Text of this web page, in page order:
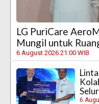
LG PuriCare
Mungil untuk
6 August 2026 21:00 WIB
6